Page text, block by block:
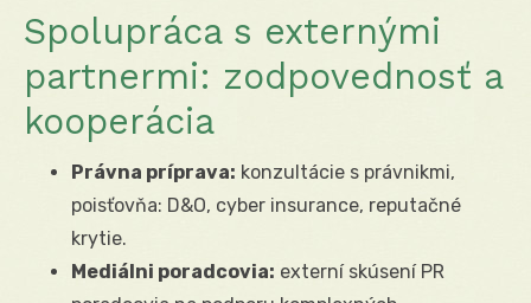
Spolupráca s externými
partnermi: zodpovednosť a
kooperácia
Právna príprava: konzultácie s právnikmi,
poisťovňa: D&O, cyber insurance, reputačné
krytie.
Mediálni poradcovia: externí skúsení PR